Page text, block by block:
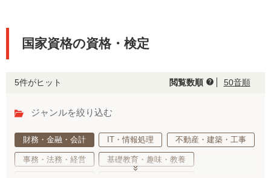
国家資格の資格・検定
5件がヒット 閲覧数順 help 50音順
ジャンルを絞り込む
財務・金融・会計 IT・情報処理 不動産・建築・工事
事務・法務・経営 基礎教育・趣味・教養